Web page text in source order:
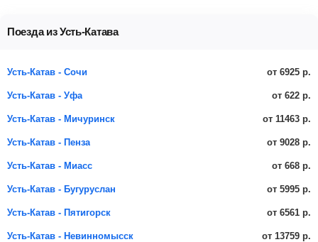
Поезда из Усть-Катава
Усть-Катав - Сочи от 6925 р.
Усть-Катав - Уфа от 622 р.
Усть-Катав - Мичуринск от 11463 р.
Усть-Катав - Пенза от 9028 р.
Усть-Катав - Миасс от 668 р.
Усть-Катав - Бугуруслан от 5995 р.
Усть-Катав - Пятигорск от 6561 р.
Усть-Катав - Невинномысск от 13759 р.